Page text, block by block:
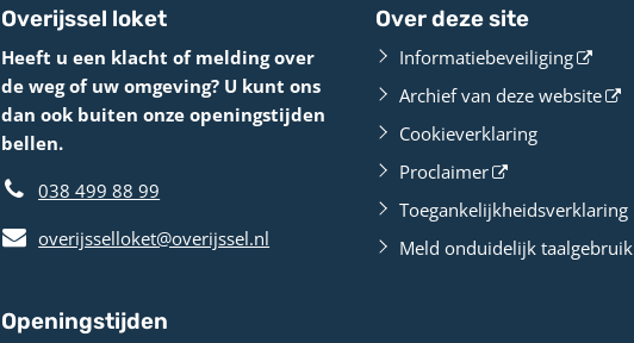
Overijssel loket
Heeft u een klacht of melding over
de weg of uw omgeving? U kunt ons
dan ook buiten onze openingstijden
bellen.
038 499 88 99
overijsselloket@overijssel.nl
Openingstijden
Over deze site
Informatiebeveiliging
Archief van deze website
Cookieverklaring
Proclaimer
Toegankelijkheidsverklaring
Meld onduidelijk taalgebruik